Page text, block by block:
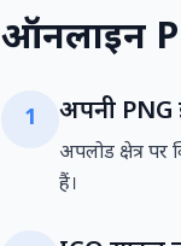
ऑनलाइन
1 अपनी
अपलोड क्षेत्र
हैं।